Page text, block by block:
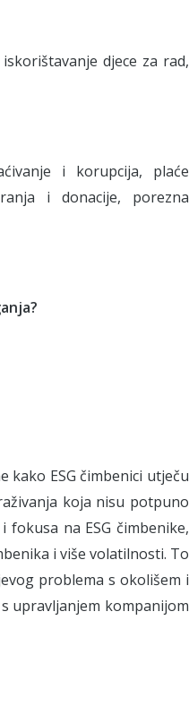
djece za rad,
i korupcija, plaće
i donacije, porezna
ESG čimbenici utječu
koja nisu potpuno
na ESG čimbenike,
i više volatilnosti. To
problema s okolišem i
upravljanjem kompanijom